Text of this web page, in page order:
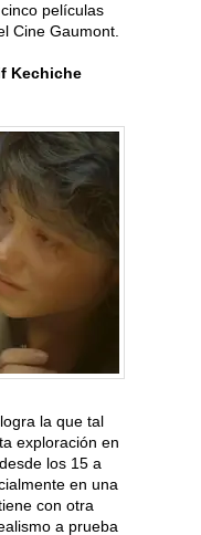
películas
Cine Gaumont.
Kechiche
logra la que tal
exploración en
los 15 a
en una
con otra
a prueba